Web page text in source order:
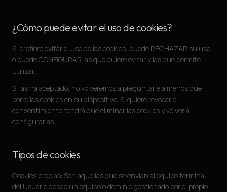
¿Cómo puede evitar el uso de cookies?
Si prefiere evitar el uso de las cookies, puede RECHAZAR su uso
o puede CONFIGURAR las que quiere evitar y las que permite
utilizar.
Si las ha aceptado, no volveremos a preguntarle a menos que
borre las cookies en su dispositivo. Si quiere revocar el
consentimiento tendrá que eliminar las cookies y volver a
configurarlas.
Tipos de cookies
Cookies propias: Son aquellas que se envían al equipo terminal
del Usuario desde un equipo o dominio gestionado por el propio